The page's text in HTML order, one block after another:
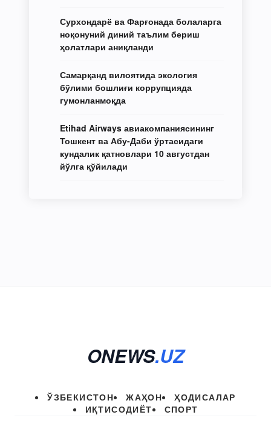
Сурхондарё ва Фарғонада болаларга
ноқонуний диний таълим бериш
ҳолатлари аниқланди
Самарқанд вилоятида экология
бўлими бошлиғи коррупцияда
гумонланмоқда
Etihad Airways авиакомпаниясининг
Тошкент ва Абу-Даби ўртасидаги
кундалик қатновлари 10 августдан
йўлга қўйилади
ONEWS.UZ
ЎЗБЕКИСТОН ЖАҲОН
ҲОДИСАЛАР
ИҚТИСОДИЁТ
СПОРТ